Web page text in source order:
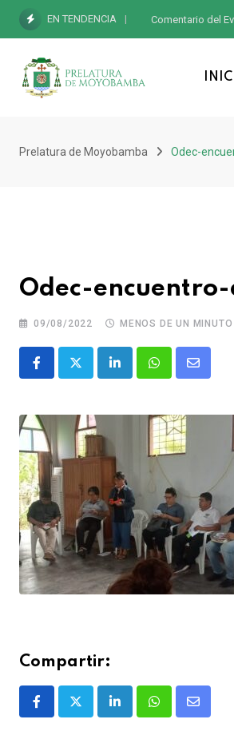
EN TENDENCIA Comentario del
Prelatura de Moyobamba Odec-
Odec-encuentro-
09/08/2022 MENOS DE UN MINUTO
Compartir: